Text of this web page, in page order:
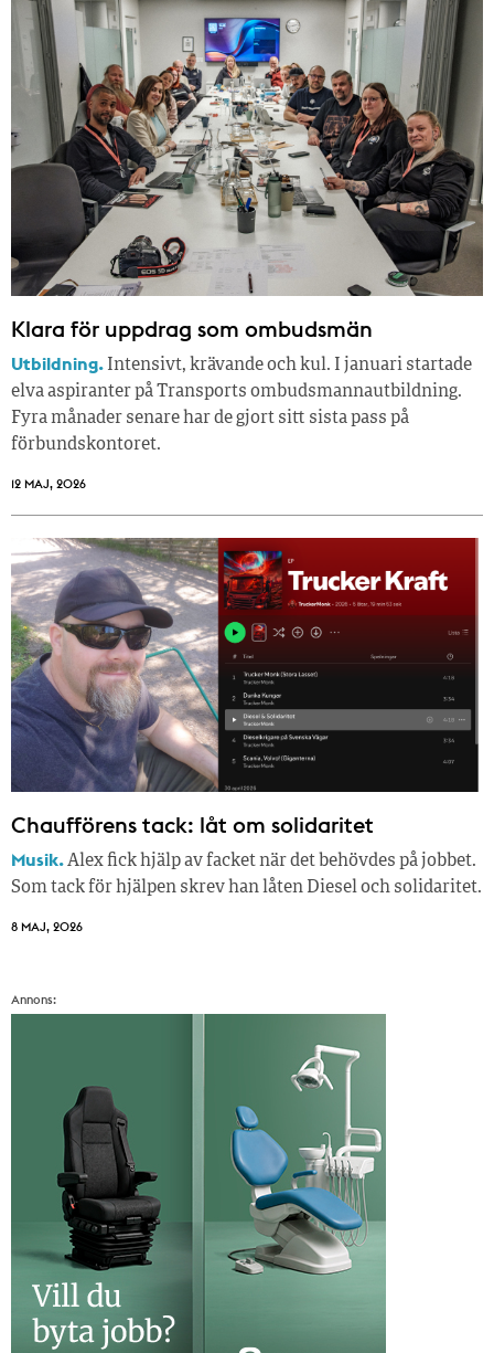
Klara för uppdrag som ombudsmän
Utbildning. Intensivt, krävande och kul. I januari startade
elva aspiranter på Transports ombudsmannautbildning.
Fyra månader senare har de gjort sitt sista pass på
förbundskontoret.
12 MAJ, 2026
Chaufförens tack: låt om solidaritet
Musik.Alex fick hjälp av facket när det behövdes på jobbet.
Som tack för hjälpen skrev han låten Diesel och solidaritet.
8 MAJ, 2026
Annons: